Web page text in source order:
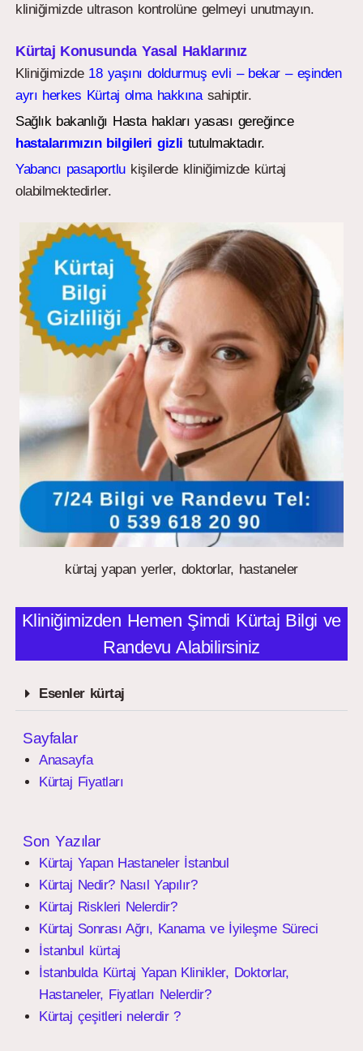
kliniğimizde ultrason kontrolüne gelmeyi unutmayın.
Kürtaj Konusunda Yasal Haklarınız
Kliniğimizde18 yaşını doldurmuş evli – bekar – eşinden
ayrı herkes Kürtaj olma hakkınasahiptir.
Sağlık bakanlığı Hasta hakları yasası gereğince
hastalarımızın bilgileri gizli tutulmaktadır.
Yabancı pasaportlukişilerde kliniğimizde kürtaj
olabilmektedirler.
kürtaj yapan yerler, doktorlar, hastaneler
Kliniğimizden Hemen Şimdi Kürtaj Bilgi ve
Randevu Alabilirsiniz
Esenler kürtaj
Sayfalar
Anasayfa
Kürtaj Fiyatları
Son Yazılar
Kürtaj Yapan Hastaneler İstanbul
Kürtaj Nedir? Nasıl Yapılır?
Kürtaj Riskleri Nelerdir?
Kürtaj Sonrası Ağrı, Kanama ve İyileşme Süreci
İstanbul kürtaj
İstanbulda Kürtaj Yapan Klinikler, Doktorlar,
Hastaneler, Fiyatları Nelerdir?
Kürtaj çeşitleri nelerdir ?